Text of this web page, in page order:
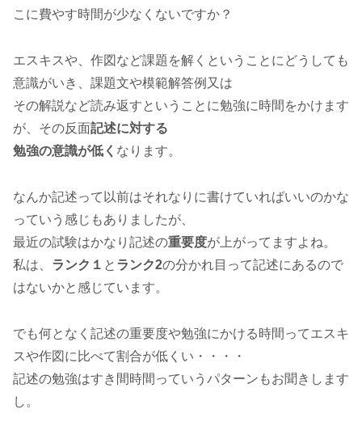
こに費やす時間が少なくないですか？
エスキスや、作図など課題を解くということにどうしても
意識がいき、課題文や模範解答例又は
その解説など読み返すということに勉強に時間をかけます
が、その反面記述に対する
勉強の意識が低く なります。
なんか記述って以前はそれなりに書けていればいいのかな
っていう感じもありましたが、
最近の試験はかなり記述の重要度が上がってますよね。
私は、 ランク１ と ランク2の分かれ目って記述にあるので
はないかと感じています。
でも何となく記述の重要度や勉強にかける時間ってエスキ
スや作図に比べて割合が低くい・・・・
記述の勉強はすき間時間っていうパターンもお聞きします
し。